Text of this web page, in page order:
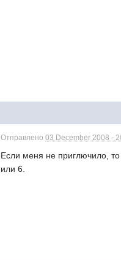
Отправлено03 December 2008 -
Если меня не приглючило,
или 6.